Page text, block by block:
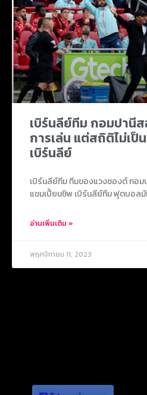
เบิร์นลีย์ทีม กอมปานี
การเล่น แต่สถิติไม่เป็
เบิร์นลีย์
เบิร์นลีย์ทีม ทีมของแวงซองต์ กอม
แชมเปี้ยนชิพ เบิร์นลีย์ทีม ฟุตบอล
อ่านเพิ่มเติม »
พฤศจิกายน 11, 2023